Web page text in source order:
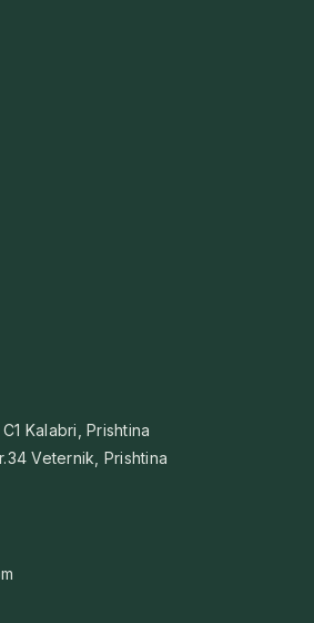
Kalabri, Prishtina
Veternik, Prishtina